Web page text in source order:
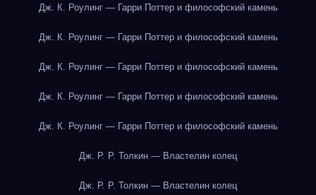
Дж. К. Роулинг — Гарри Поттер и философский камень
Дж. К. Роулинг — Гарри Поттер и философский камень
Дж. К. Роулинг — Гарри Поттер и философский камень
Дж. К. Роулинг — Гарри Поттер и философский камень
Дж. К. Роулинг — Гарри Поттер и философский камень
Дж. Р. Р. Толкин — Властелин колец
Дж. Р. Р. Толкин — Властелин колец